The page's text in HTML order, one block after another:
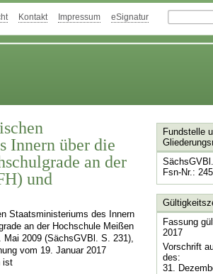
Kontakt Impressum eSignatur
Innern über die
an der
und
Staatsministeriums des Innern
an der Hochschule Meißen
Mai 2009 (SächsGVBl. S. 231),
vom 19. Januar 2017
ist
Fundstelle
Fsn-Nr.:
Fassung
2017
Vorschrift
des:
31.